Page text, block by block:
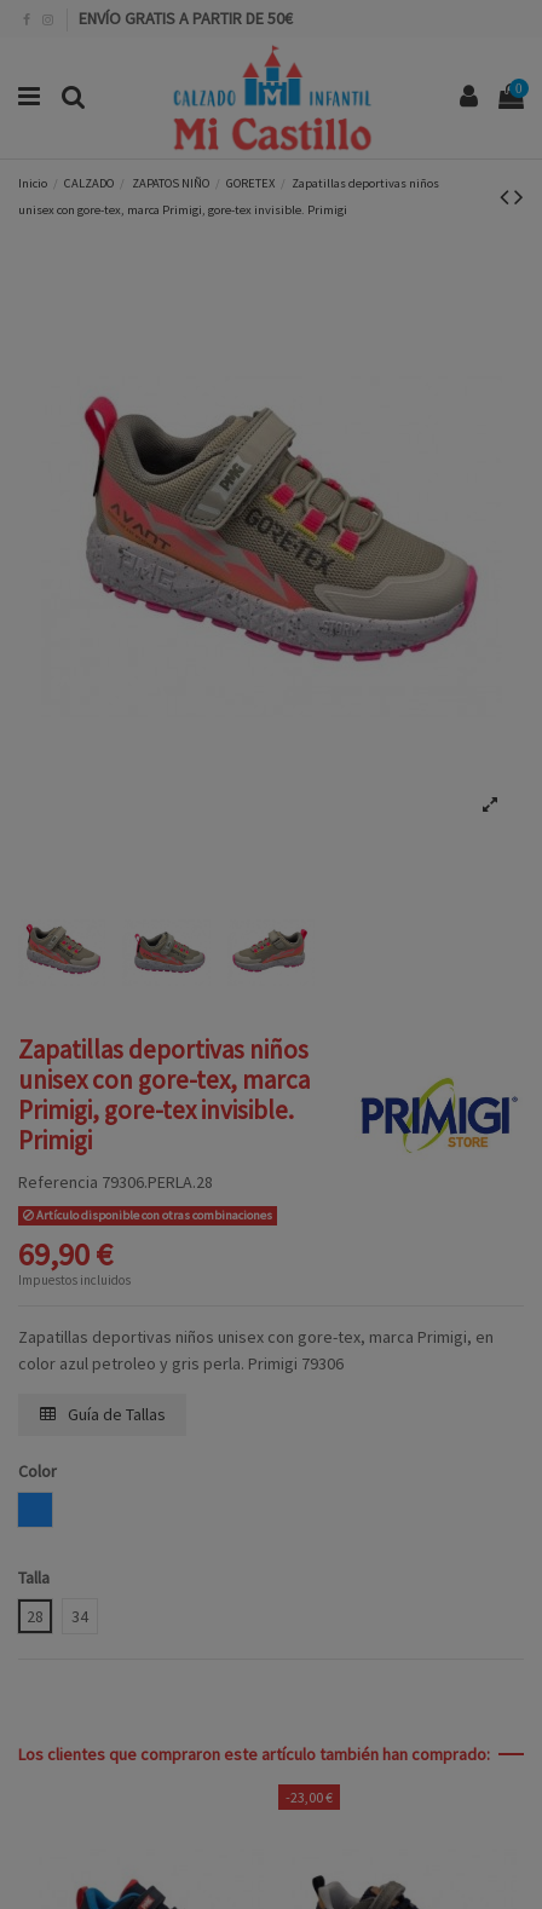
ENVÍO GRATIS A PARTIR DE 50€
0
Inicio CALZADO ZAPATOS NIÑO GORETEX
Zapatillas deportivas niños
unisex con gore-tex, marca Primigi, gore-tex invisible. Primigi
Zapatillas deportivas niños
unisex con gore-tex, marca
Primigi, gore-tex invisible.
Primigi
Referencia 79306.PERLA.28
Artículo disponible con otras combinaciones
69,90 €
Impuestos incluidos
Zapatillas deportivas niños unisex con gore-tex, marca Primigi, en
color azul petroleo y gris perla. Primigi 79306
Guía de Tallas
Color
Talla
28
34
Los clientes que compraron este artículo también han comprado:
-23,00 €